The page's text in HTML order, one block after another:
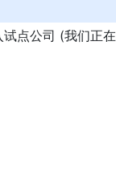
点公司 (我们正在